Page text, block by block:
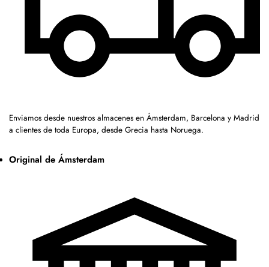
Enviamos desde nuestros almacenes en Ámsterdam, Barcelona y Madrid
a clientes de toda Europa, desde Grecia hasta Noruega.
Original de Ámsterdam